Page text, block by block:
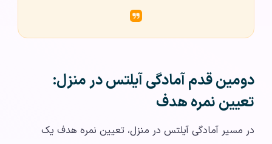
دومین قدم آمادگی آیلتس در منزل:
تعیین نمره هدف
در مسیر آمادگی آیلتس در منزل، تعیین نمره هدف یک